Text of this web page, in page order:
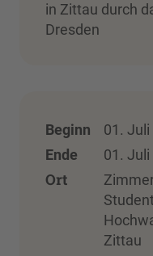
in Zittau durch
Dresden
Beginn
01. Juli
Ende
01. Juli
Ort
Zittau